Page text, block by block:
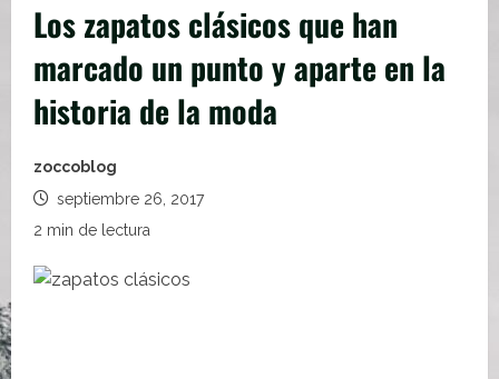
Los zapatos clásicos que han
marcado un punto y aparte en la
historia de la moda
zoccoblog
septiembre 26, 2017
2 min de lectura